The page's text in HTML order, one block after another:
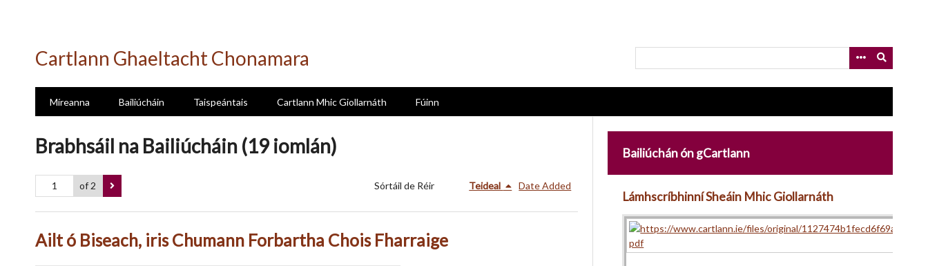
Cartlann Ghaeltacht Chonamara
Míreanna Bailiúcháin Taispeántais Cartlann Mhic Giollarnáth Fúinn
Brabhsáil na Bailiúcháin (19 iomlán)
of 2 Sórtáil de Réir Teideal Date Added
Ailt ó Biseach, iris Chumann Forbartha Chois Fharraige
Bailiúchán ón gCartlann
Lámhscríbhinní Sheáin Mhic Giollarnáth